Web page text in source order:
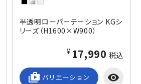
半透明ローパーテーション KGシ
リーズ（H1600×W900）
¥17,990 税込
shop_2 バリエーション visibility